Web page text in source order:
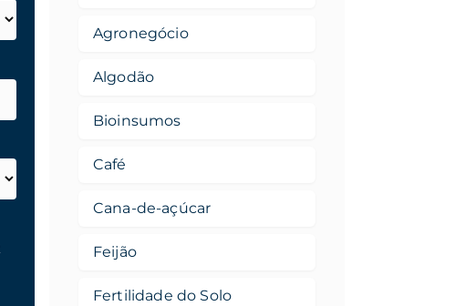
Agronegócio
Algodão
Bioinsumos
Café
Cana-de-açúcar
Feijão
Fertilidade do Solo